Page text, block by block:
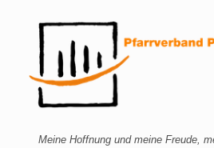
Meine Hoffnung und meine Freude,